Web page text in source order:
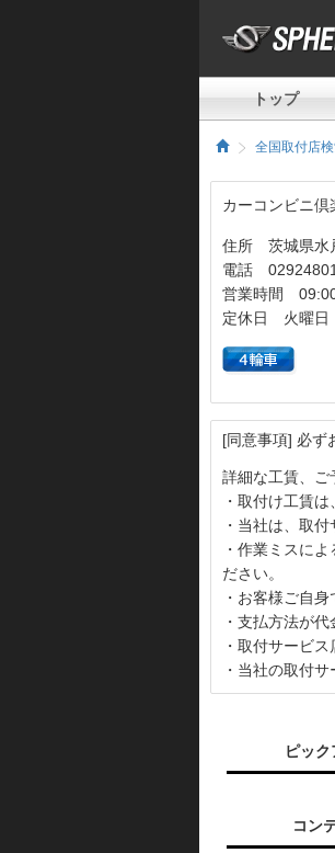
トップ
全国取付店
カーコンビニ
住所 茨城県水
電話
営業時間
定休日 火曜日
[同意事項] 必ず
詳細な工賃、ご
・取付け工賃
・当社は、取
・作業ミスに
ださい。
・お客様ご自
・支払方法が
・取付サービ
・当社の取付
ピッ
コン